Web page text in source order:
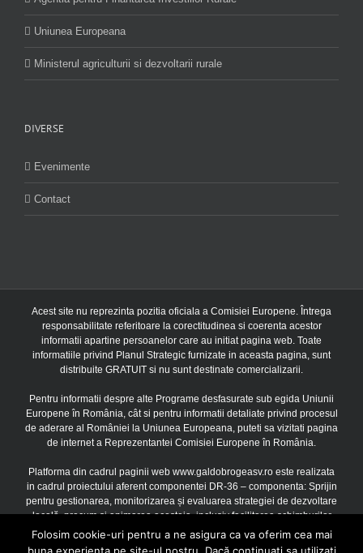
Uniunea Europeana
Ministerul agriculturii si dezvoltarii rurale
DIVERSE
Evenimente
Contact
Acest site nu reprezinta pozitia oficiala a Comisiei Europene. Întrega
responsabilitate referitoare la corectitudinea si coerenta acestor
informatii apartine persoanelor care au initiat pagina web. Toate
informatiile privind Planul Strategic furnizate in aceasta pagina, sunt
distribuite GRATUIT si nu sunt destinate comercializarii.
Pentru informatii despre alte Programe desfasurate sub egida Uniunii
Europene în România, cât si pentru informatii detaliate privind procesul
de aderare al României la Uniunea Europeana, puteti sa vizitati pagina
de internet a Reprezentantei Comisiei Europene în România.
Platforma din cadrul paginii web www.galdobrogeasv.ro este realizata
in cadrul proiectului aferent componentei DR-36 – componenta: Sprijin
pentru gestionarea, monitorizarea și evaluarea strategiei de dezvoltare
locală, precum și animarea acesteia, inclusiv facilitarea schimburilor
între părțile interesate, finantat prin Uniunea Europeana si Guvernul
Romaniei prin Planul Strategic PAC 2023 – 2027, Acord de finantare
Folosim cookie-uri pentru a ne asigura ca va oferim cea mai